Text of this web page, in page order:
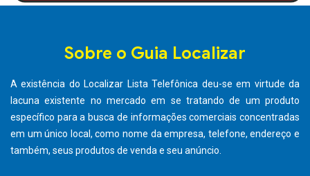
Sobre o Guia Localizar
A existência do Localizar Lista Telefônica deu-se em virtude da
lacuna existente no mercado em se tratando de um produto
específico para a busca de informações comerciais concentradas
em um único local, como nome da empresa, telefone, endereço e
também, seus produtos de venda e seu anúncio.